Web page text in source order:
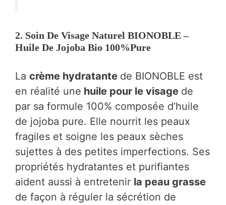
2. Soin De Visage Naturel BIONOBLE –
Huile De Jojoba Bio 100%Pure
La crème hydratante de BIONOBLE est
en réalité une huile pour le visage de
par sa formule 100% composée d’huile
de jojoba pure. Elle nourrit les peaux
fragiles et soigne les peaux sèches
sujettes à des petites imperfections. Ses
propriétés hydratantes et purifiantes
aident aussi à entretenir la peau grasse
de façon à réguler la sécrétion de